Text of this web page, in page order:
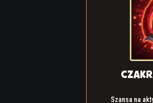
Szansa na